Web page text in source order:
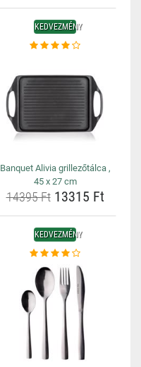
KEDVEZMÉNY
Banquet Alivia grillezőtálca ,
45 x 27 cm
14395 Ft13315 Ft
KEDVEZMÉNY